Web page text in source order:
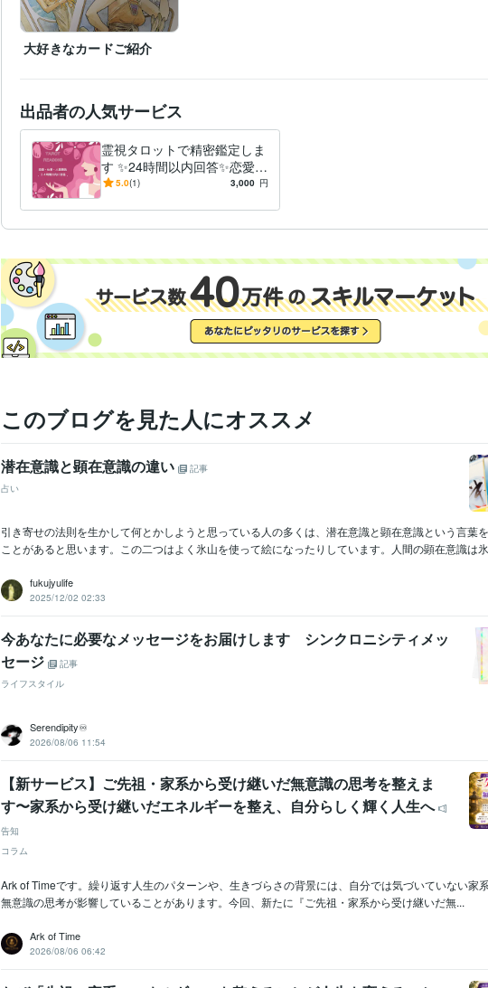
大好きなカードご紹介
出品者の人気サービス
霊視タロットで精密鑑定しま
す ✨24時間以内回答✨恋愛・
結婚・仕事・人間関係
5.0(1) 3,000 円
このブログを見た人にオススメ
潜在意識と顕在意識の違い
記事
占い
引き寄せの法則を生かして何とかしようと思っている人の多くは、潜在意識と顕在意識という言葉
ことがあると思います。この二つはよく氷山を使って絵になったりしています。人間の顕在意識は
fukujyulife
2025/12/02 02:33
今あなたに必要なメッセージをお届けします シンクロニシティメッ
セージ
記事
ライフスタイル
Serendipity♾️
2026/08/06 11:54
【新サービス】ご先祖・家系から受け継いだ無意識の思考を整えま
す〜家系から受け継いだエネルギーを整え、自分らしく輝く人生へ
告知
コラム
Ark of Timeです。繰り返す人生のパターンや、生きづらさの背景には、自分では気づいていない家
無意識の思考が影響していることがあります。今回、新たに『ご先祖・家系から受け継いだ無...
Ark of Time
2026/08/06 06:42